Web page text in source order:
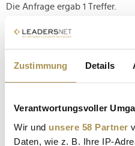
Zustimmung Details
Verantwortungsvoller
Wir und unsere 58 Partner
Daten, wie z. B. Ihre IP-
Die Anfrage ergab 1 Treffer.
Tipp
Seiten suchen, die genau
McDonald’s zwischen